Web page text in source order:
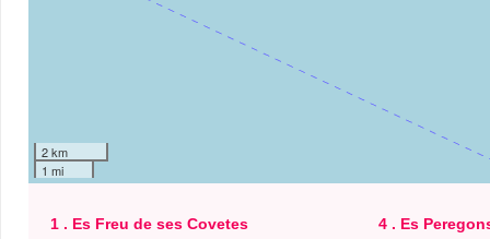
2 km
1 mi
1 . Es Freu de ses Covetes 4 . Es